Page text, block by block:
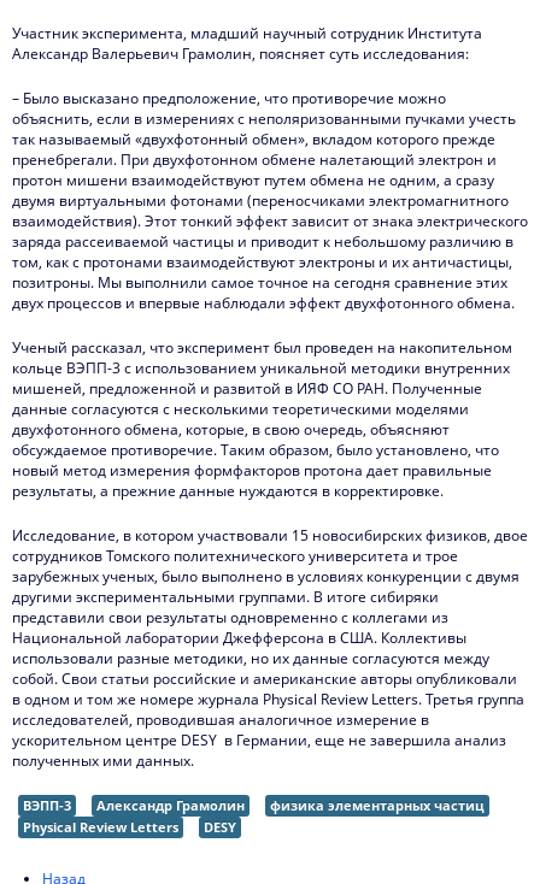
Участник эксперимента, младший научный сотрудник Института
Александр Валерьевич Грамолин, поясняет суть исследования:
– Было высказано предположение, что противоречие можно
объяснить, если в измерениях с неполяризованными пучками учесть
так называемый «двухфотонный обмен», вкладом которого прежде
пренебрегали. При двухфотонном обмене налетающий электрон и
протон мишени взаимодействуют путем обмена не одним, а сразу
двумя виртуальными фотонами (переносчиками электромагнитного
взаимодействия). Этот тонкий эффект зависит от знака электрического
заряда рассеиваемой частицы и приводит к небольшому различию в
том, как с протонами взаимодействуют электроны и их античастицы,
позитроны. Мы выполнили самое точное на сегодня сравнение этих
двух процессов и впервые наблюдали эффект двухфотонного обмена.
Ученый рассказал, что эксперимент был проведен на накопительном
кольце ВЭПП-3 с использованием уникальной методики внутренних
мишеней, предложенной и развитой в ИЯФ СО РАН. Полученные
данные согласуются с несколькими теоретическими моделями
двухфотонного обмена, которые, в свою очередь, объясняют
обсуждаемое противоречие. Таким образом, было установлено, что
новый метод измерения формфакторов протона дает правильные
результаты, а прежние данные нуждаются в корректировке.
Исследование, в котором участвовали 15 новосибирских физиков, двое
сотрудников Томского политехнического университета и трое
зарубежных ученых, было выполнено в условиях конкуренции с двумя
другими экспериментальными группами. В итоге сибиряки
представили свои результаты одновременно с коллегами из
Национальной лаборатории Джефферсона в США. Коллективы
использовали разные методики, но их данные согласуются между
собой. Свои статьи российские и американские авторы опубликовали
в одном и том же номере журнала Physical Review Letters. Третья группа
исследователей, проводившая аналогичное измерение в
ускорительном центре DESY в Германии, еще не завершила анализ
полученных ими данных.
ВЭПП-3 Александр Грамолин
физика элементарных частиц
Physical Review Letters
DESY
Назад